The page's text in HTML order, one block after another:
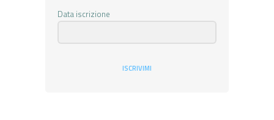
Data iscrizione
ISCRIVIMI